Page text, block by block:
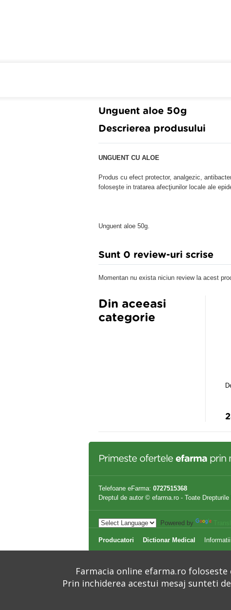
Unguent aloe 50g
Descrierea produsului
UNGUENT CU ALOE
Produs cu efect protector, analgezic,
foloseşte in tratarea afecţiunilor locale ale
Unguent aloe 50g.
Sunt 0 review-uri scrise
Momentan nu exista niciun review la acest
Din aceeasi
categorie
Primeste ofertele efarma prin
Telefoane eFarma: 0727515368
Dreptul de autor © efarma.ro - Toate Drepturile
Powered by
Producatori Dictionar Medical
Farmacia online efarma.ro
Prin inchiderea acestui mesaj sunteti